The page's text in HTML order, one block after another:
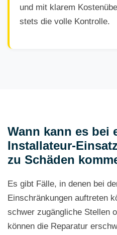
und mit klarem
stets die volle Kontrolle.
Wann kann es bei
Installateur-
zu Schäden
Es gibt Fälle, in denen bei
Einschränkungen auftreten
schwer zugängliche Stellen
können die Reparatur